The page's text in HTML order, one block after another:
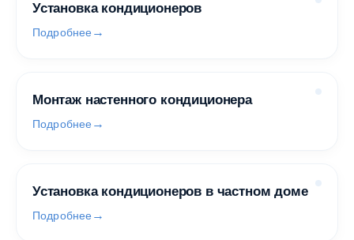
Установка кондиционеров
Подробнее
Монтаж настенного кондиционера
Подробнее
Установка кондиционеров в частном доме
Подробнее